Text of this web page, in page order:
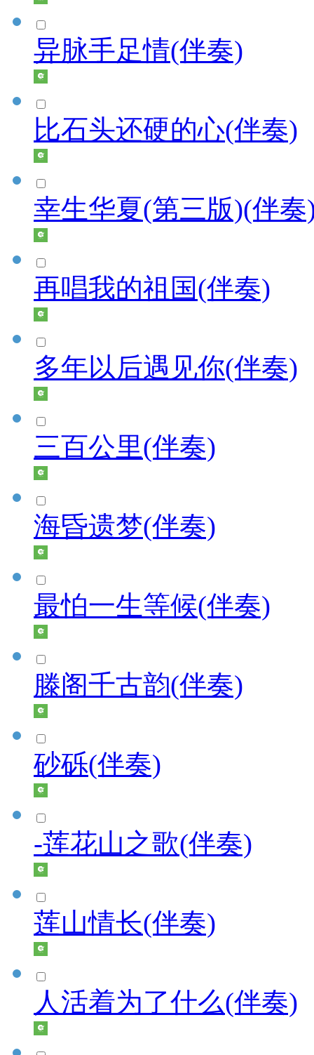
异脉手足情(伴奏)
比石头还硬的心(伴奏)
幸生华夏(第三版)(伴奏
再唱我的祖国(伴奏)
多年以后遇见你(伴奏)
三百公里(伴奏)
海昏遗梦(伴奏)
最怕一生等候(伴奏)
滕阁千古韵(伴奏)
砂砾(伴奏)
-莲花山之歌(伴奏)
莲山情长(伴奏)
人活着为了什么(伴奏)